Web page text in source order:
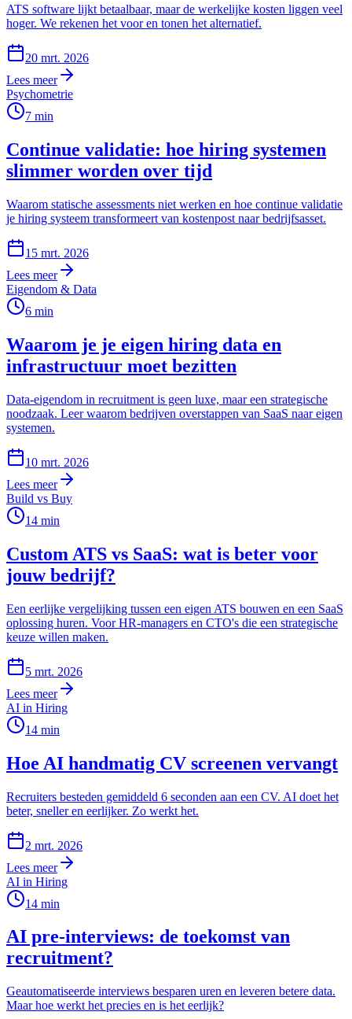
ATS software lijkt betaalbaar, maar de werkelijke kosten liggen veel
hoger. We rekenen het voor en tonen het alternatief.
20 mrt. 2026
Lees meer
Psychometrie
7 min
Continue validatie: hoe hiring systemen
slimmer worden over tijd
Waarom statische assessments niet werken en hoe continue validatie
je hiring systeem transformeert van kostenpost naar bedrijfsasset.
15 mrt. 2026
Lees meer
Eigendom & Data
6 min
Waarom je je eigen hiring data en
infrastructuur moet bezitten
Data-eigendom in recruitment is geen luxe, maar een strategische
noodzaak. Leer waarom bedrijven overstappen van SaaS naar eigen
systemen.
10 mrt. 2026
Lees meer
Build vs Buy
14 min
Custom ATS vs SaaS: wat is beter voor
jouw bedrijf?
Een eerlijke vergelijking tussen een eigen ATS bouwen en een SaaS
oplossing huren. Voor HR-managers en CTO's die een strategische
keuze willen maken.
5 mrt. 2026
Lees meer
AI in Hiring
14 min
Hoe AI handmatig CV screenen vervangt
Recruiters besteden gemiddeld 6 seconden aan een CV. AI doet het
beter, sneller en eerlijker. Zo werkt het.
2 mrt. 2026
Lees meer
AI in Hiring
14 min
AI pre-interviews: de toekomst van
recruitment?
Geautomatiseerde interviews besparen uren en leveren betere data.
Maar hoe werkt het precies en is het eerlijk?